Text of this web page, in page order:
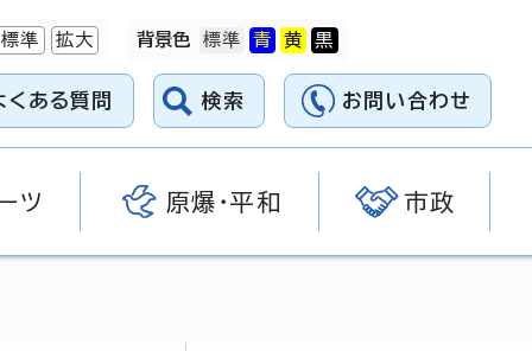
標準 拡大 背景色
くある質問 検索 お問い合わせ
ツ 原爆・平和 市政